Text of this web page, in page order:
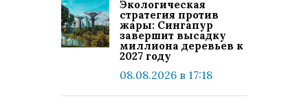
Экологическая
стратегия против
жары: Сингапур
завершит высадку
миллиона деревьев к
2027 году
08.08.2026 в 17:18